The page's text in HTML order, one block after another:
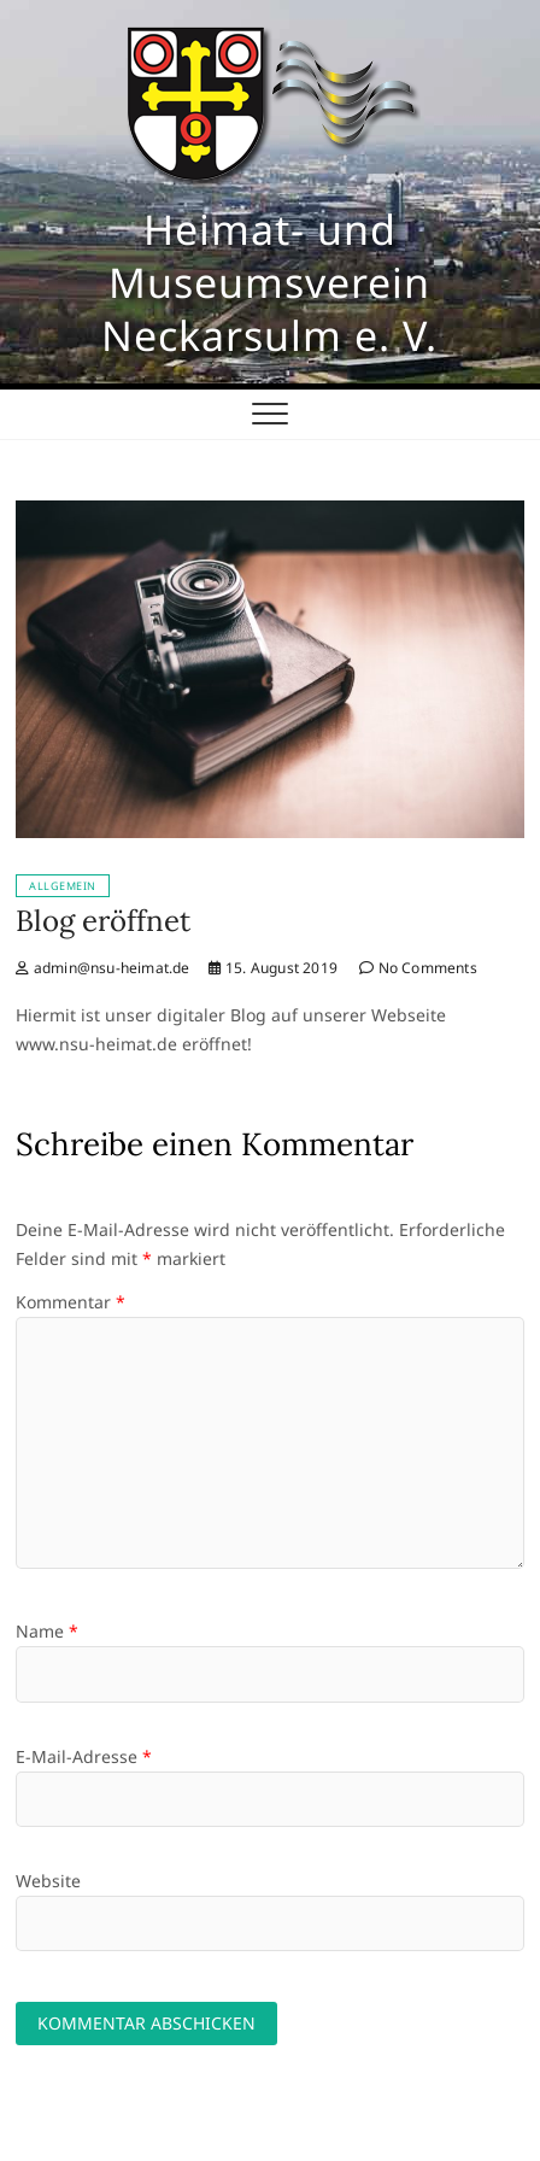
Heimat- und
Museumsverein
Neckarsulm e. V.
ALLGEMEIN
Blog eröffnet
admin@nsu-heimat.de 15. August 2019 No Comments
Hiermit ist unser digitaler Blog auf unserer Webseite
www.nsu-heimat.de eröffnet!
Schreibe einen Kommentar
Deine E-Mail-Adresse wird nicht veröffentlicht. Erforderliche
Felder sind mit* markiert
Kommentar*
Name*
E-Mail-Adresse*
Website